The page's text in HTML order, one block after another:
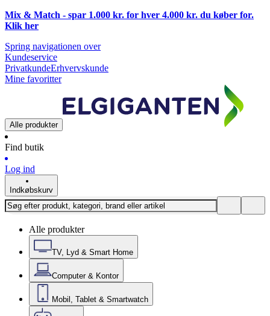
Mix & Match - spar 1.000 kr. for hver 4.000 kr. du køber for.
Klik her
Spring navigationen over
Kundeservice
PrivatkundeErhvervskunde
Mine favoritter
Alle produkter
Find butik
Log ind
Indkøbskurv
Alle produkter
TV, Lyd & Smart Home
Computer & Kontor
Mobil, Tablet & Smartwatch